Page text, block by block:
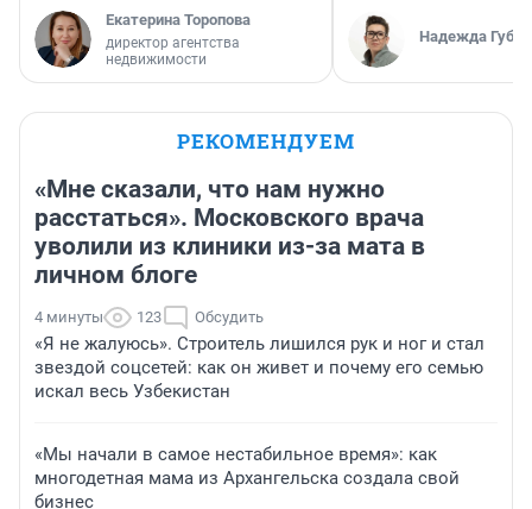
Екатерина Торопова
директор агентства
недвижимости
Надежда
РЕКОМЕНДУЕМ
«Мне сказали, что нам нужно
расстаться». Московского врача
уволили из клиники из-за мата в
личном блоге
4 минуты 123 Обсудить
«Я не жалуюсь». Строитель лишился рук и ног и стал
звездой соцсетей: как он живет и почему его семью
искал весь Узбекистан
«Мы начали в самое нестабильное время»: как
многодетная мама из Архангельска создала свой
бизнес